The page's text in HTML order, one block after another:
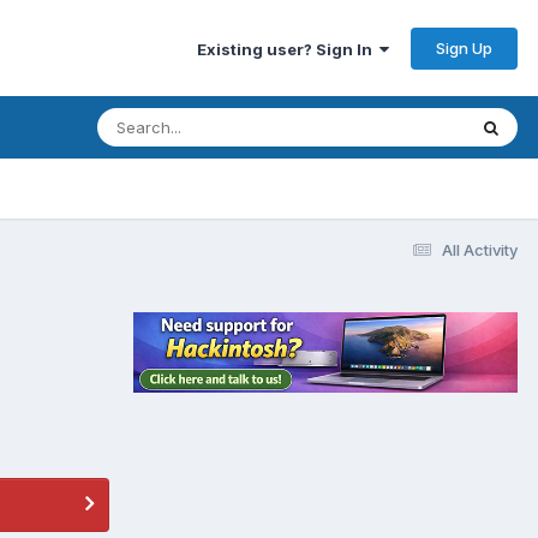
Existing user? Sign In Sign Up
All Activity